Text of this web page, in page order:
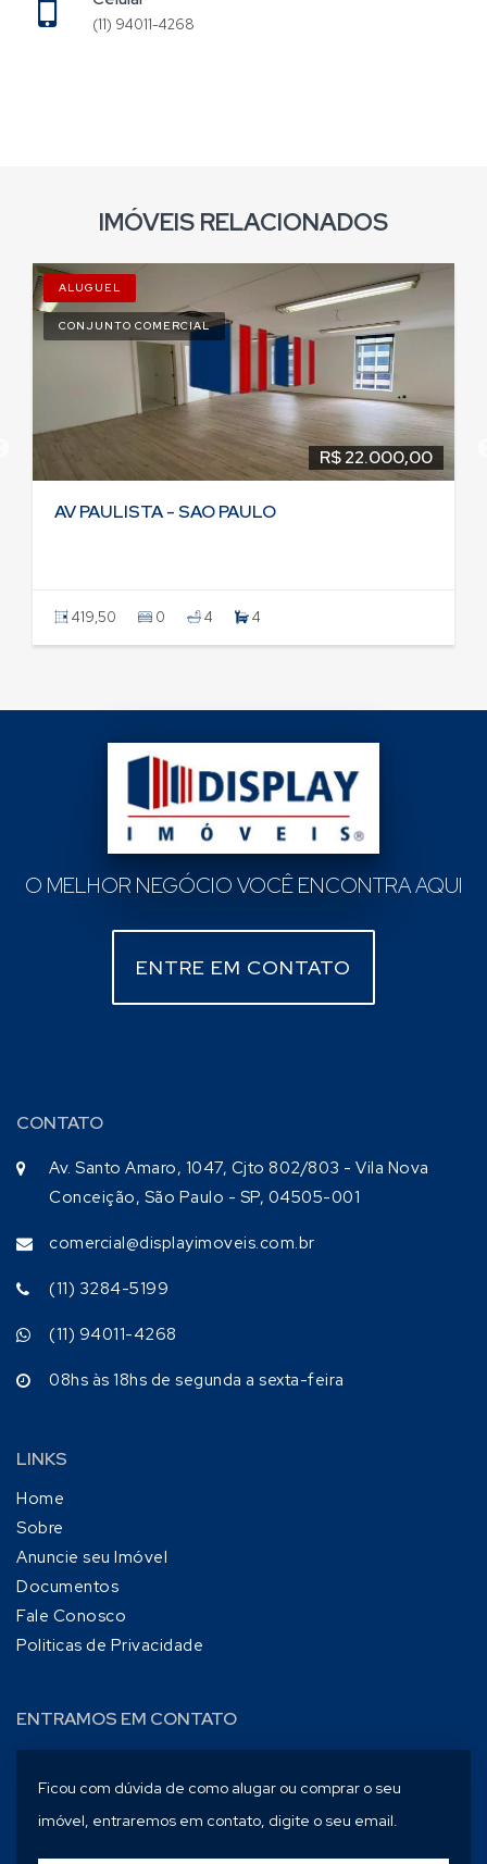
(11) 94011-4268
IMÓVEIS RELACIONADOS
ALUGUEL
CONJUNTO COMERCIAL
R$ 22.000,00
AV PAULISTA - SAO PAULO
419,50 0 4 4
O MELHOR NEGÓCIO VOCÊ ENCONTRA AQUI
ENTRE EM CONTATO
CONTATO
Av. Santo Amaro, 1047, Cjto 802/803 - Vila Nova
Conceição, São Paulo - SP, 04505-001
comercial@displayimoveis.com.br
(11) 3284-5199
(11) 94011-4268
08hs às 18hs de segunda a sexta-feira
LINKS
Home
Sobre
Anuncie seu Imóvel
Documentos
Fale Conosco
Politicas de Privacidade
ENTRAMOS EM CONTATO
Ficou com dúvida de como alugar ou comprar o seu
imóvel, entraremos em contato, digite o seu email.